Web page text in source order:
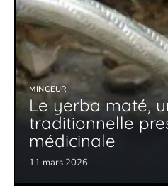
MINCEUR
Le yerba maté,
traditionnelle
médicinale
11 mars 2026